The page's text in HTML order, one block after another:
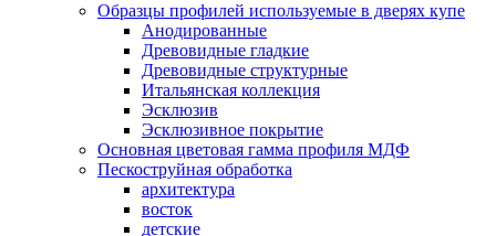
Образцы профилей используемые в дверях купе
Анодированные
Древовидные гладкие
Древовидные структурные
Итальянская коллекция
Эсклюзив
Эсклюзивное покрытие
Основная цветовая гамма профиля МДФ
Пескоструйная обработка
архитектура
восток
детские